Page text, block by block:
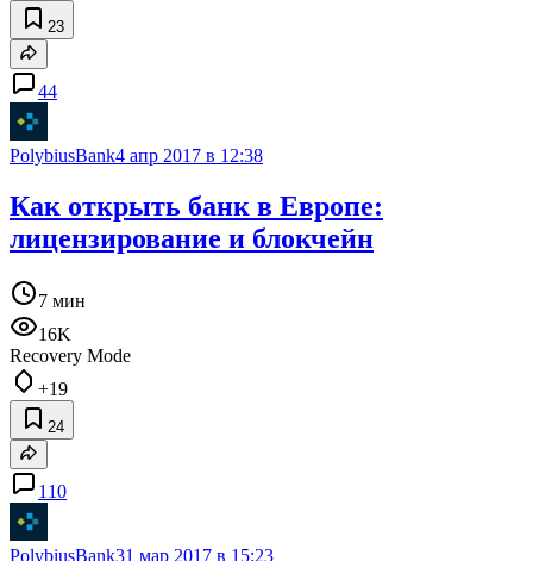
23
44
PolybiusBank4 апр 2017 в 12:38
Как открыть банк в Европе:
лицензирование и блокчейн
7 мин
16K
Recovery Mode
+19
24
110
PolybiusBank31 мар 2017 в 15:23